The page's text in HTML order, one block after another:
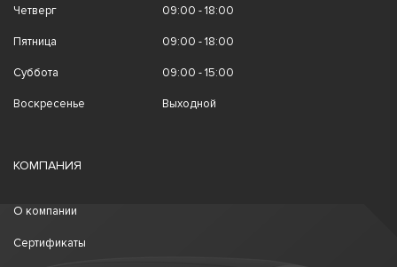
Четверг 09:00 - 18:00
Пятница 09:00 - 18:00
Суббота 09:00 - 15:00
Воскресенье Выходной
КОМПАНИЯ
О компании
Сертификаты